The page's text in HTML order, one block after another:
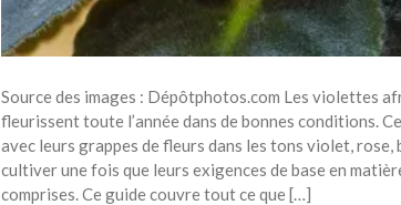
Source des images : Dépôtphotos.com Les violettes
fleurissent toute l’année dans de bonnes conditions.
avec leurs grappes de fleurs dans les tons violet,
cultiver une fois que leurs exigences de base en
comprises. Ce guide couvre tout ce que […]